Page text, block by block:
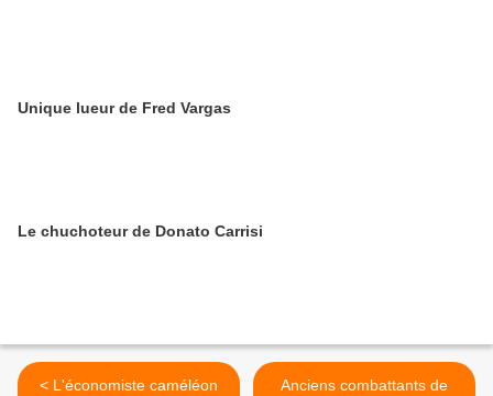
Unique lueur de Fred Vargas
Le chuchoteur de Donato Carrisi
< L'économiste caméléon
Anciens combattants de